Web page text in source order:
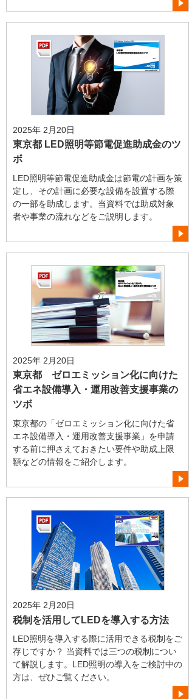
2025年 2月20日
東京都 LED照明等節電促進助成金のツ
ボ
LED照明等節電促進助成金は節電の計画を策
定し、その計画に必要な設備を設置する際
の一部を助成します。当資料では助成対象
者や事業の流れなどをご説明します。
2025年 2月20日
東京都 ゼロエミッション化に向けた
省エネ設備導入・運用改善支援事業の
ツボ
東京都の「ゼロエミッション化に向けた省
エネ設備導入・運用改善支援事業」を申請
する前に押さえておきたい要件や助成上限
額などの情報をご紹介します。
2025年 2月20日
税制を活用してLEDを導入する方法
LED照明を導入する際に活用できる税制をご
存じですか？ 当資料では三つの税制につい
て解説します。LED照明の導入をご検討中の
方は、ぜひご覧ください。